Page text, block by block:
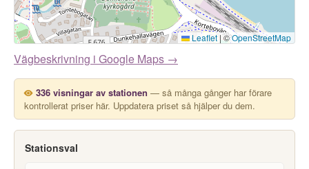
Leaflet |©OpenStreetMap
Vägbeskrivning i Google Maps →
336 visningar av stationen — så många gånger har förare
kontrollerat priser här. Uppdatera priset så hjälper du dem.
Stationsval